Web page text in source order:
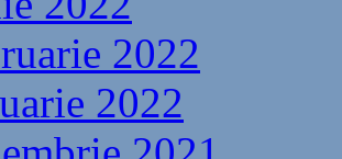
2022
2022